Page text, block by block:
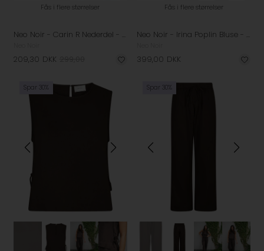
Fås i flere størrelser
Neo Noir - Carin R Nederdel - Dark Brown
209,30 DKK
Fås i flere størrelser
Neo Noir - Irina Poplin Bluse - Chocolate Brown
399,00 DKK
Spar 30% Spar 30%